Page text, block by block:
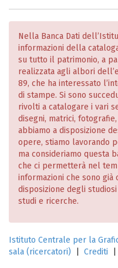
Nella Banca Dati
informazioni della
su tutto il patrimonio, a
realizzata agli albori
89, che ha interessato
di stampe. Si sono
rivolti a catalogare i vari
disegni, matrici,
abbiamo a disposizione
opere, stiamo lavorando
ma consideriamo questa
che ci permetterà nel
informazioni che sono già
disposizione degli
studi e ricerche.
Istituto Centrale per la
sala (ricercatori)
Crediti